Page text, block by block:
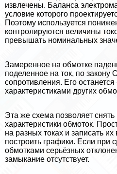
извлечены. Баланса
условие которого
Поэтому используется
контролируются величины
превышать номинальных
Замеренное на обмотке
поделенное на ток, по закону
сопротивления. Его останется
хаpaктеристиками других
Эта же схема позволяет
хаpaктеристики обмоток.
на разных токах и записать
построить графики. Если при
обмотками серьёзных
замыкание отсутствует.